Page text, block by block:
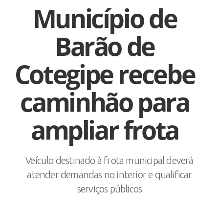
Município de
Barão de
Cotegipe recebe
caminhão para
ampliar frota
Veículo destinado à frota municipal deverá
atender demandas no interior e qualificar
serviços públicos